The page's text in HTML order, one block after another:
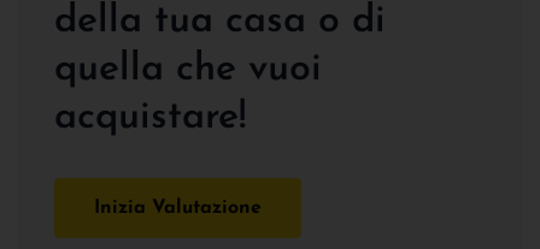
della tua casa o di
quella che vuoi
acquistare!
Inizia Valutazione